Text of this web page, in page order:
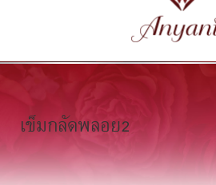
เข็มกลัดพลอย2